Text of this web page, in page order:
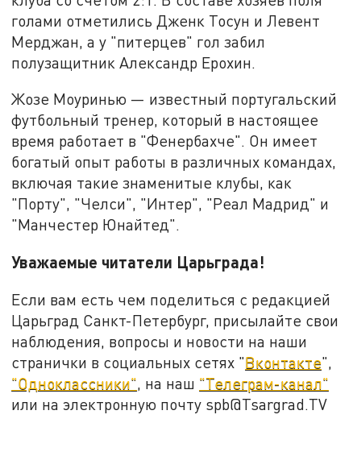
голами отметились Дженк Тосун и Левент
Мерджан, а у "питерцев" гол забил
полузащитник Александр Ерохин.
Жозе Моуринью — известный португальский
футбольный тренер, который в настоящее
время работает в "Фенербахче". Он имеет
богатый опыт работы в различных командах,
включая такие знаменитые клубы, как
"Порту", "Челси", "Интер", "Реал Мадрид" и
"Манчестер Юнайтед".
Уважаемые читатели Царьграда!
Если вам есть чем поделиться с редакцией
Царьград Санкт-Петербург, присылайте свои
наблюдения, вопросы и новости на наши
странички в социальных сетях "Вконтакте",
"Одноклассники", на наш "Телеграм-канал"
или на электронную почту spb@Tsargrad.TV